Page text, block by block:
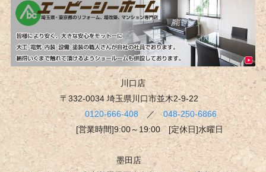
川口店
〒332-0034 埼玉県川口市並木2-9-22
0120-666-408 ／048-250-6866
[営業時間]9:00～19:00 [定休日]水曜日
墨田店